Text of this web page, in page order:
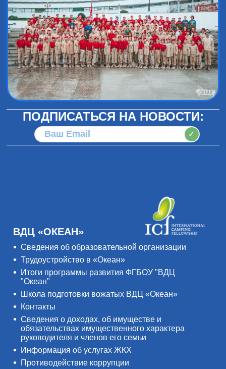
ПОДПИСАТЬСЯ НА НОВОСТИ:
✓
ВДЦ «ОКЕАН»
Сведения об образовательной организации
Трудоустройство в «Океан»
Итоги программы развития ФГБОУ "ВДЦ
"Океан"
Школа подготовки вожатых ВДЦ «Океан»
Контакты
Сведения о доходах, об имуществе и
обязательствах имущественного характера
руководителя и членов его семьи
Информация об услугах ЖКХ
Противодействие коррупции